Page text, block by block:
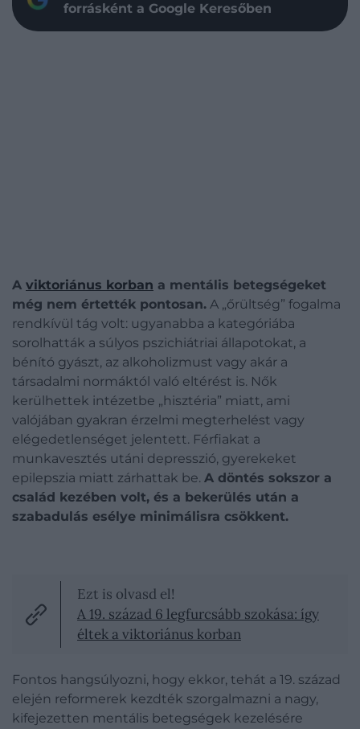
forrásként a Google Keresőben
A viktoriánus korban a mentális betegségeket
még nem értették pontosan. A „őrültség” fogalma
rendkívül tág volt: ugyanabba a kategóriába
sorolhatták a súlyos pszichiátriai állapotokat, a
bénító gyászt, az alkoholizmust vagy akár a
társadalmi normáktól való eltérést is. Nők
kerülhettek intézetbe „hisztéria” miatt, ami
valójában gyakran érzelmi megterhelést vagy
elégedetlenséget jelentett. Férfiakat a
munkavesztés utáni depresszió, gyerekeket
epilepszia miatt zárhattak be. A döntés sokszor a
család kezében volt, és a bekerülés után a
szabadulás esélye minimálisra csökkent.
Ezt is olvasd el!
A 19. század 6 legfurcsább szokása: így
éltek a viktoriánus korban
Fontos hangsúlyozni, hogy ekkor, tehát a 19. század
elején reformerek kezdték szorgalmazni a nagy,
kifejezetten mentális betegségek kezelésére